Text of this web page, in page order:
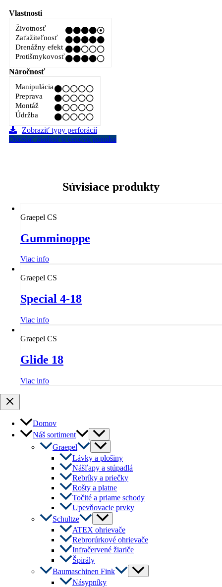
Vlastnosti
Životnosť
Zaťažiteľnosť
Drenážny efekt
Protišmykovosť
Náročnosť
Manipulácia
Preprava
Montáž
Údržba
Zobraziť typy perforácií
Odoslať žiadosť o cenovú ponuku
Súvisiace produkty
Graepel CS
Gumminoppe
Viac info
Graepel CS
Special 4-18
Viac info
Graepel CS
Glide 18
Viac info
Domov
Náš sortiment
Menu
Toggle
Graepel
Menu
Toggle
Lávky a plošiny
Nášľapy a stúpadlá
Rebríky a priečky
Rošty a platne
Točité a priame schody
Upevňovacie prvky
Schultze
Menu
Toggle
ATEX ohrievače
Rebrorúrkové ohrievače
Infračervené žiariče
Špirály
Baumaschinen Fink
Menu
Toggle
Násypníky